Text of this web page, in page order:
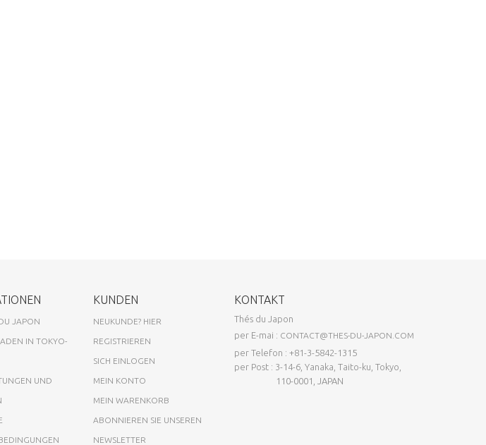
JAPON
IN TOKYO-
UND
KUNDEN
NEUKUNDE? HIER
REGISTRIEREN
SICH EINLOGEN
MEIN KONTO
MEIN WARENKORB
ABONNIEREN SIE UNSEREN
NEWSLETTER
KONTAKT
Thés du Japon
per E-mai : CONTACT@THES-DU-JAPON.COM
per Telefon : +81-3-5842-1315
per Post : 3-14-6, Yanaka, Taito-ku, Tokyo,
110-0001, JAPAN